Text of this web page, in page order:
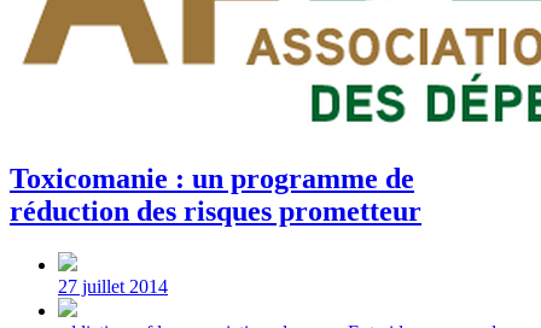
Toxicomanie : un programme de
réduction des risques prometteur
Post
date
27 juillet 2014